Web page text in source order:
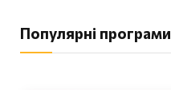
Популярні програми